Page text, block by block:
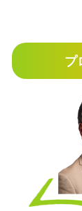
プ